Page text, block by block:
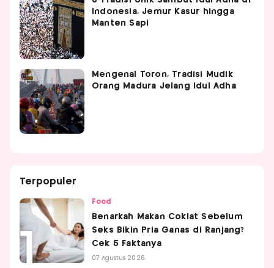
Indonesia, Jemur Kasur hingga
Manten Sapi
Mengenal Toron, Tradisi Mudik
Orang Madura Jelang Idul Adha
Terpopuler
Food
Benarkah Makan Coklat Sebelum
Seks Bikin Pria Ganas di Ranjang?
Cek 5 Faktanya
07 Agustus 2026